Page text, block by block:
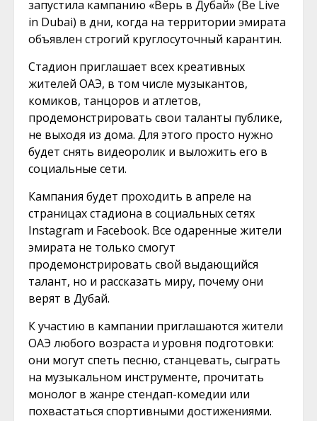
запустила кампанию «Верь в Дубай» (Be Live
in Dubai) в дни, когда на территории эмирата
объявлен строгий круглосуточный карантин.
Стадион приглашает всех креативных
жителей ОАЭ, в том числе музыкантов,
комиков, танцоров и атлетов,
продемонстрировать свои таланты публике,
не выходя из дома. Для этого просто нужно
будет снять видеоролик и выложить его в
социальные сети.
Кампания будет проходить в апреле на
страницах стадиона в социальных сетях
Instagram и Facebook. Все одаренные жители
эмирата не только смогут
продемонстрировать свой выдающийся
талант, но и рассказать миру, почему они
верят в Дубай.
К участию в кампании приглашаются жители
ОАЭ любого возраста и уровня подготовки:
они могут спеть песню, станцевать, сыграть
на музыкальном инструменте, прочитать
монолог в жанре стендап-комедии или
похвастаться спортивными достижениями.